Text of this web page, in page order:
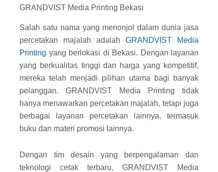
GRANDVIST Media Printing Bekasi
Salah satu nama yang menonjol dalam dunia jasa
percetakan majalah adalah GRANDVIST Media
Printing yang berlokasi di Bekasi. Dengan layanan
yang berkualitas tinggi dan harga yang kompetitif,
mereka telah menjadi pilihan utama bagi banyak
pelanggan. GRANDVIST Media Printing tidak
hanya menawarkan percetakan majalah, tetapi juga
berbagai layanan percetakan lainnya, termasuk
buku dan materi promosi lainnya.
Dengan tim desain yang berpengalaman dan
teknologi cetak terbaru, GRANDVIST Media